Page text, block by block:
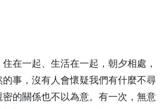
在一起、生活在一起，朝夕相處，
事，沒有人會懷疑我們有什麼不尋
的關係也不以為意。有一次，無意